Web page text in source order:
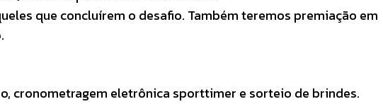
que concluírem o desafio. Também teremos premiação em
cronometragem eletrônica sporttimer e sorteio de brindes.